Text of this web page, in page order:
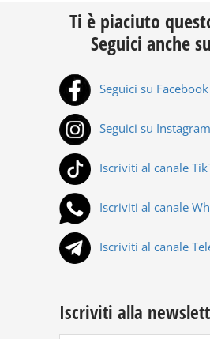
Ti è piaciuto
Seguici anche
Seguici su Facebook
Seguici su Instagram
Iscriviti al canale
Iscriviti al canale
Iscriviti al canale
Iscriviti alla